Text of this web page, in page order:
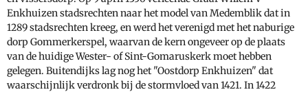
Enkhuizen stadsrechten naar het model van Medemblik dat in
1289 stadsrechten kreeg, en werd het verenigd met het naburige
dorp Gommerkerspel, waarvan de kern ongeveer op de plaats
van de huidige Wester- of Sint-Gomaruskerk moet hebben
gelegen. Buitendijks lag nog het "Oostdorp Enkhuizen" dat
waarschijnlijk verdronk bij de stormvloed van 1421. In 1422